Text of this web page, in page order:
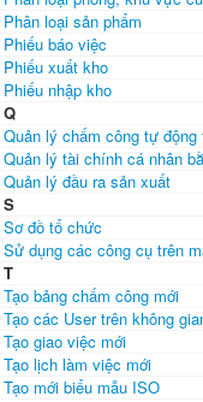
Phân loại sản phẩm
Phiếu báo việc
Phiếu xuất kho
Phiếu nhập kho
Q
Quản lý chấm công tự động
Quản lý tài chính cá nhân
Quản lý đầu ra sản xuất
S
Sơ đồ tổ chức
Sử dụng các công cụ trên
T
Tạo bảng chấm công mới
Tạo các User trên không
Tạo giao việc mới
Tạo lịch làm việc mới
Tạo mới biểu mẫu ISO